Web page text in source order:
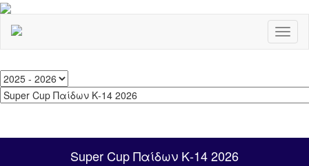
Super Cup Παίδων Κ-14 2026